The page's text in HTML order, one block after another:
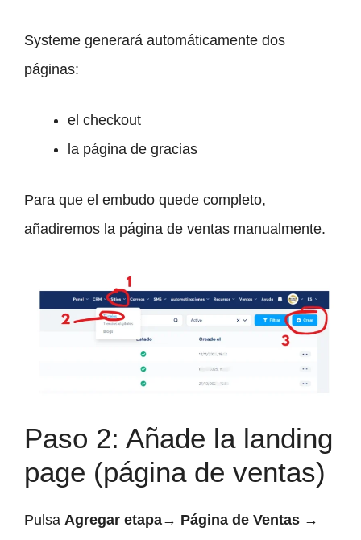
Systeme generará automáticamente dos
páginas:
el checkout
la página de gracias
Para que el embudo quede completo,
añadiremos la página de ventas manualmente.
Paso 2: Añade la landing
page (página de ventas)
Pulsa Agregar etapa→ Página de Ventas →